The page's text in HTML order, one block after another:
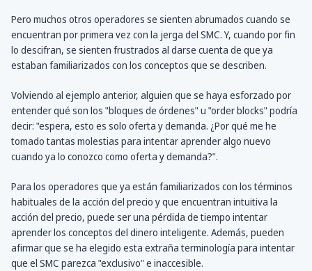
Pero muchos otros operadores se sienten abrumados cuando se
encuentran por primera vez con la jerga del SMC. Y, cuando por fin
lo descifran, se sienten frustrados al darse cuenta de que ya
estaban familiarizados con los conceptos que se describen.
Volviendo al ejemplo anterior, alguien que se haya esforzado por
entender qué son los "bloques de órdenes" u "order blocks" podría
decir: "espera, esto es solo oferta y demanda. ¿Por qué me he
tomado tantas molestias para intentar aprender algo nuevo
cuando ya lo conozco como oferta y demanda?".
Para los operadores que ya están familiarizados con los términos
habituales de la acción del precio y que encuentran intuitiva la
acción del precio, puede ser una pérdida de tiempo intentar
aprender los conceptos del dinero inteligente. Además, pueden
afirmar que se ha elegido esta extraña terminología para intentar
que el SMC parezca "exclusivo" e inaccesible.